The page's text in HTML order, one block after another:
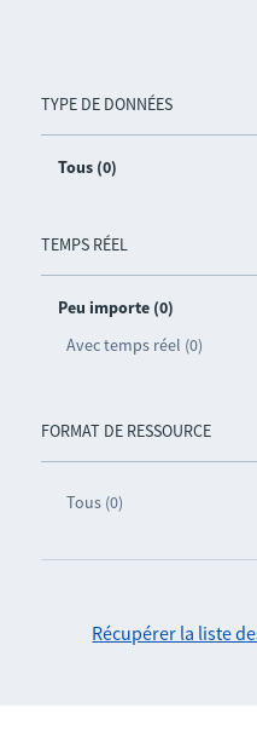
TYPE DE DONNÉES
Tous (0)
TEMPS RÉEL
Peu importe (0)
Avec temps réel (0)
FORMAT DE RESSOURCE
Tous (0)
Récupérer la liste